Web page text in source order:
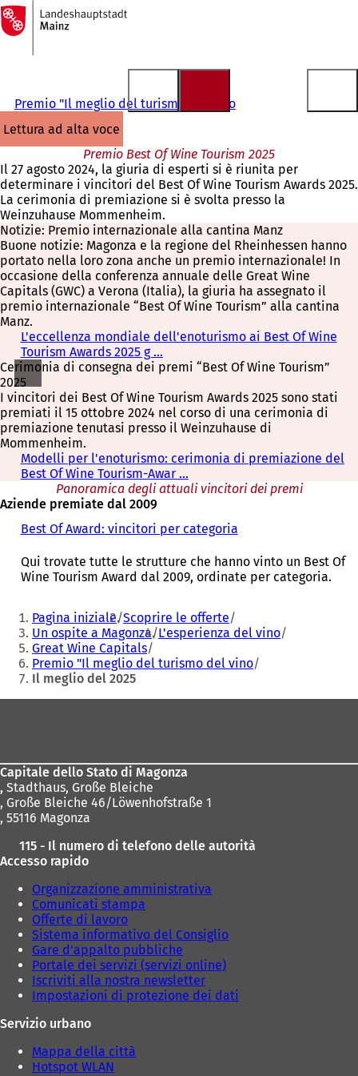
Vai al contenuto
Alla
pagina
iniziale
Premio "Il meglio del turismo del vino
lettura ad alta voce
Premio Best Of Wine Tourism 2025
Il 27 agosto 2024, la giuria di esperti si è riunita per
determinare i vincitori del Best Of Wine Tourism Awards 2025.
La cerimonia di premiazione si è svolta presso la
Weinzuhause Mommenheim.
Notizie: Premio internazionale alla cantina Manz
Buone notizie: Magonza e la regione del Rheinhessen hanno
portato nella loro zona anche un premio internazionale! In
occasione della conferenza annuale delle Great Wine
Capitals (GWC) a Verona (Italia), la giuria ha assegnato il
premio internazionale “Best Of Wine Tourism” alla cantina
Manz.
L'eccellenza mondiale dell'enoturismo ai Best Of Wine
Tourism Awards 2025 g ...
Cerimonia di consegna dei premi “Best Of Wine Tourism”
2025
I vincitori dei Best Of Wine Tourism Awards 2025 sono stati
premiati il 15 ottobre 2024 nel corso di una cerimonia di
premiazione tenutasi presso il Weinzuhause di
Mommenheim.
Modelli per l'enoturismo: cerimonia di premiazione del
Best Of Wine Tourism-Awar ...
Panoramica degli attuali vincitori dei premi
Aziende premiate dal 2009
Best Of Award: vincitori per categoria
Qui trovate tutte le strutture che hanno vinto un Best Of
Wine Tourism Award dal 2009, ordinate per categoria.
Siete
qui:
Pagina iniziale Scoprire le offerte
Un ospite a Magonza L'esperienza del vino
Great Wine Capitals
Premio "Il meglio del turismo del vino
Il meglio del 2025
Capitale dello Stato di Magonza
, Stadthaus, Große Bleiche
, Große Bleiche 46/Löwenhofstraße 1
, 55116 Magonza
115 - Il numero di telefono delle autorità
Accesso rapido
Organizzazione amministrativa
Comunicati stampa
Offerte di lavoro
Sistema informativo del Consiglio
Gare d'appalto pubbliche
Portale dei servizi (servizi online)
Iscriviti alla nostra newsletter
Impostazioni di protezione dei dati
Servizio urbano
Mappa della città
Hotspot WLAN